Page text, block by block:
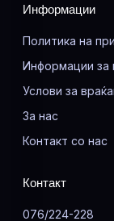
Информации
Политика на
Информации за
Услови за
За нас
Контакт со нас
Контакт
076/224-228